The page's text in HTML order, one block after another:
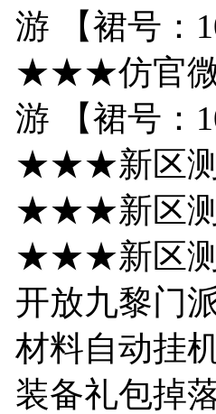
游 【裙号：
★★★仿官微
游 【裙号：
★★★新区
★★★新区
★★★新区
开放九黎门
材料自动挂
装备礼包掉